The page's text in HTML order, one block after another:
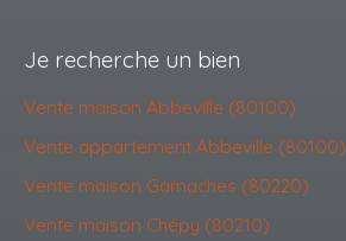
Je recherche un bien
Vente maison Abbeville (80100)
Vente appartement Abbeville (80100)
Vente maison Gamaches (80220)
Vente maison Chépy (80210)